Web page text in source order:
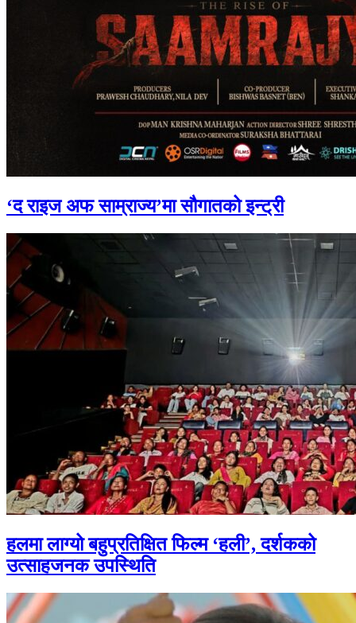
‘द राइज अफ साम्राज्य’मा सौगातको इन्ट्री
हलमा लाग्यो बहुप्रतिक्षित फिल्म ‘हली’, दर्शकको
उत्साहजनक उपस्थिति